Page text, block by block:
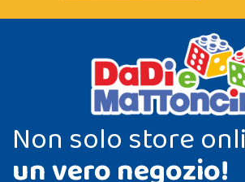
Non solo store
un vero negozio!